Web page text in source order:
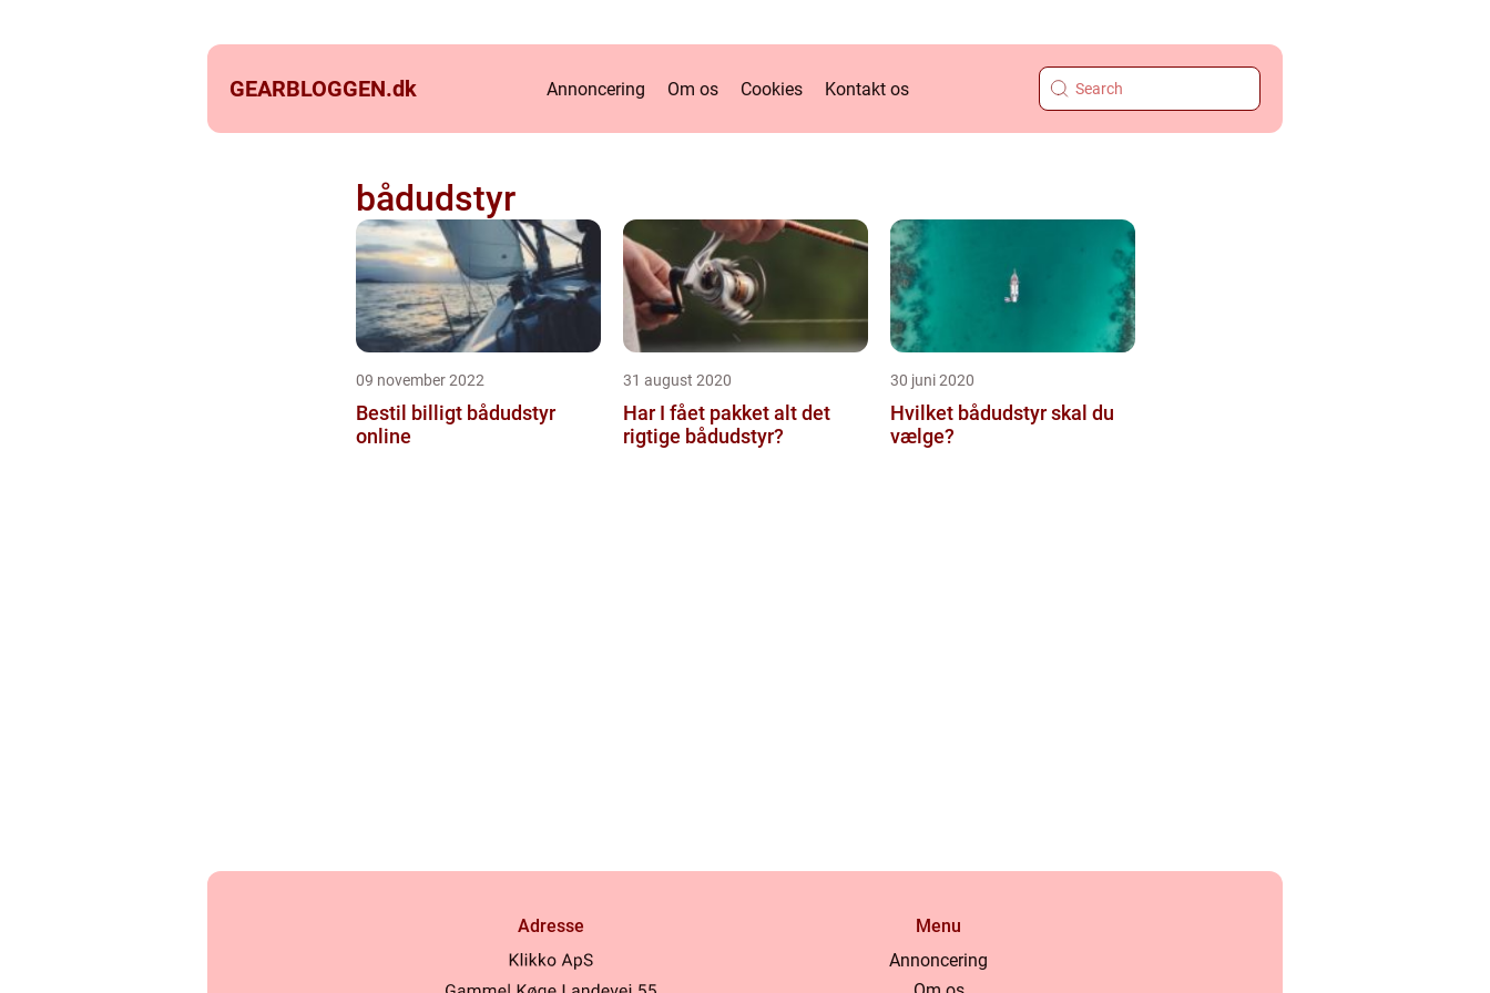
GEARBLOGGEN.dk Annoncering Om os Cookies Kontakt os
bådudstyr
09 november 2022
Bestil billigt bådudstyr
online
31 august 2020
Har I fået pakket alt det
rigtige bådudstyr?
30 juni 2020
Hvilket bådudstyr skal du
vælge?
Adresse
Menu
Annoncering